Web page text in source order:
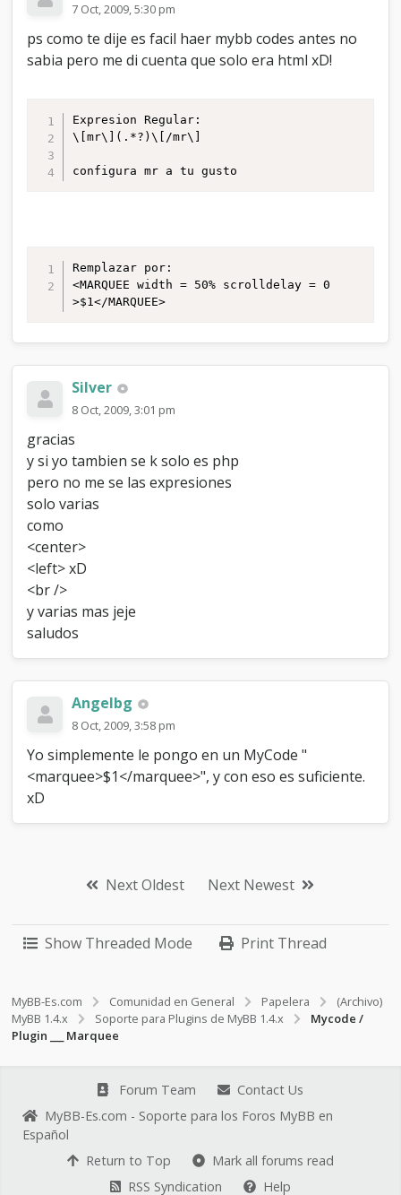
7 Oct, 2009, 5:30 pm
ps como te dije es facil haer mybb codes antes no
sabia pero me di cuenta que solo era html xD!
Expresion Regular:
\[mr\](.*?)\[/mr\]
configura mr a tu gusto
Remplazar por:
<MARQUEE width = 50% scrolldelay = 0
>$1</MARQUEE>
Silver
8 Oct, 2009, 3:01 pm
gracias
y si yo tambien se k solo es php
pero no me se las expresiones
solo varias
como
<center>
<left> xD
<br />
y varias mas jeje
saludos
Angelbg
8 Oct, 2009, 3:58 pm
Yo simplemente le pongo en un MyCode "
<marquee>$1</marquee>", y con eso es suficiente.
xD
Next Oldest Next Newest
Show Threaded Mode Print Thread
MyBB-Es.com Comunidad en General Papelera
(Archivo)
MyBB 1.4.x
Soporte para Plugins de MyBB 1.4.x
Mycode /
Plugin ___ Marquee
Forum Team
Contact Us
MyBB-Es.com - Soporte para los Foros MyBB en
Español
Return to Top
Mark all forums read
RSS Syndication
Help